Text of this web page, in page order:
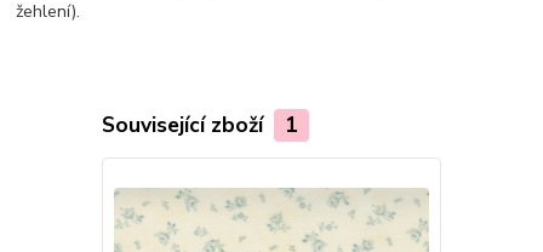
žehlení).
Související zboží 1